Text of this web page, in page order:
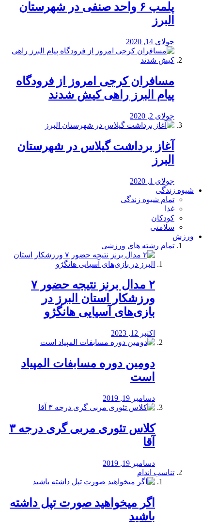
پلمب ۶ واحد صنفی در شهرستان
البرز
جولای 14, 2020
مسافران کرجی امروز از فرودگاه
پیام البرز راهی کیش شدند
جولای 2, 2020
آغاز برداشت گیلاس در شهرستان
البرز
جولای 1, 2020
شیوه زندگی
تمام شیوه زندگی
غذا
کودکان
سلامتی
ورزش
تمام رشته های ورزشی
۲ مدال برنز نتیجه حضور ۷
ورزشکار استان البرز در
بازی‌های آسیایی هانگژو
اکتبر 12, 2023
دومین دوره مسابفات المپیاد
است
دسامبر 19, 2019
کلاس تئوری مربی گری درجه ۳
آقا
دسامبر 19, 2019
تناسب اندام
اگر میخواهید صورت تپل داشته
باشید